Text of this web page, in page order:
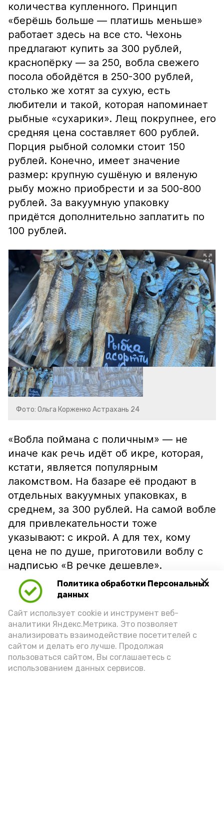
Политика обработки Персональных
данных
Сайт использует cookie и инструмент веб-
аналитики Яндекс.Метрика. Это позволяет
анализировать взаимодействие посетителей с
сайтом и делать его лучше. Продолжая
пользоваться сайтом, Вы соглашаетесь с
использованием данных сервисов.
количества купленного. Принцип
«берёшь больше — платишь меньше»
работает здесь на все сто. Чехонь
предлагают купить за 300 рублей,
краснопёрку — за 250, вобла свежего
посола обойдётся в 250-300 рублей,
столько же хотят за сухую, есть
любители и такой, которая напоминает
рыбные «сухарики». Лещ покрупнее, его
средняя цена составляет 600 рублей.
Порция рыбной соломки стоит 150
рублей. Конечно, имеет значение
размер: крупную сушёную и вяленую
рыбу можно приобрести и за 500-800
рублей. За вакуумную упаковку
придётся дополнительно заплатить по
100 рублей.
Фото: Ольга Корженко Астрахань 24
«Вобла поймана с поличным» — не
иначе как речь идёт об икре, которая,
кстати, является популярным
лакомством. На базаре её продают в
отдельных вакуумных упаковках, в
среднем, за 300 рублей. На самой вобле
для привлекательности тоже
указывают: с икрой. А для тех, кому
цена не по душе, приготовили воблу с
надписью «В речке дешевле».